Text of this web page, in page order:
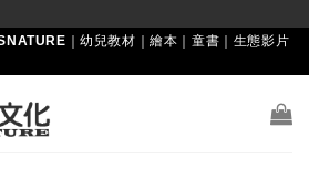
｜幼兒教材｜繪本｜童書｜生態影片